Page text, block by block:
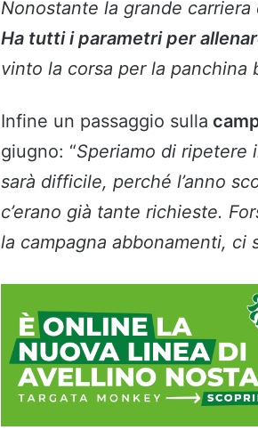
Nonostante la grande
Ha tutti i parametri per
vinto la corsa per la panchina
Infine un passaggio sulla
giugno: “Speriamo di ripetere
sarà difficile, perché l’anno
c’erano già tante richieste.
la campagna abbonamenti, ci